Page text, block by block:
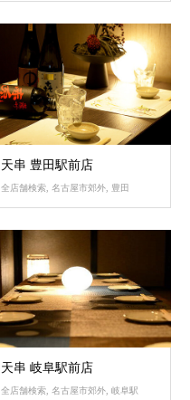
天串 豊田駅前店
全店舗検索 名古屋市郊外 豊田
天串 岐阜駅前店
全店舗検索, 名古屋市郊外, 岐阜駅